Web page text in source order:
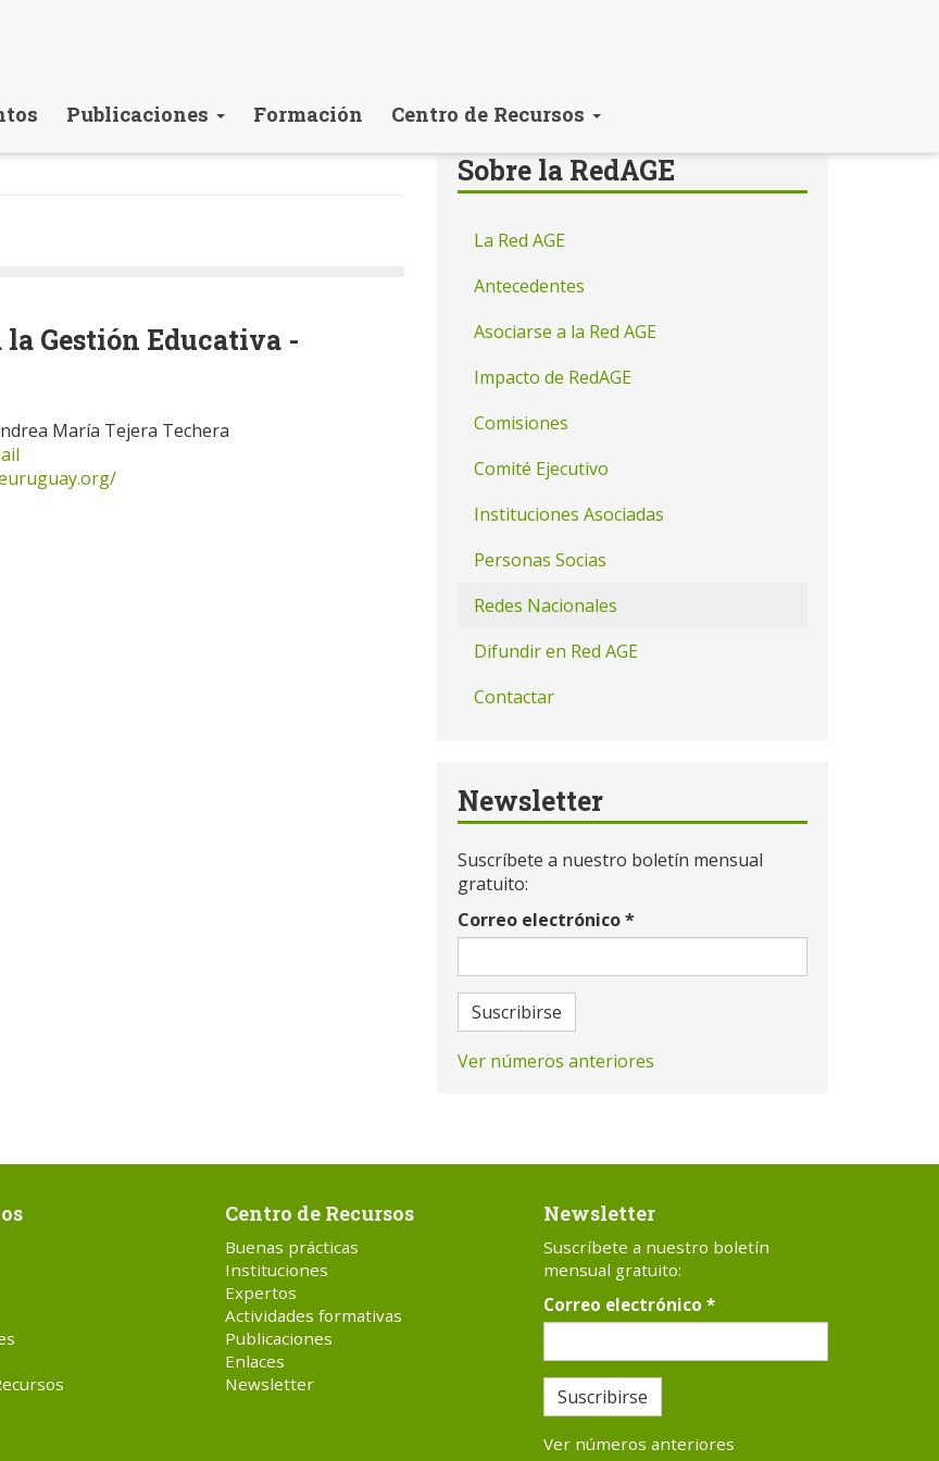
Publicaciones Formación Centro de Recursos
la Gestión Educativa -
María Tejera Techera
Sobre la RedAGE
La Red AGE
Antecedentes
Asociarse a la Red AGE
Impacto de RedAGE
Comisiones
Comité Ejecutivo
Instituciones Asociadas
Personas Socias
Redes Nacionales
Difundir en Red AGE
Contactar
Newsletter
Suscríbete a nuestro boletín mensual
gratuito:
Correo electrónico*
Suscribirse
Ver números anteriores
Centro de Recursos
Buenas prácticas
Instituciones
Expertos
Actividades formativas
Publicaciones
Enlaces
Newsletter
Newsletter
Suscríbete a nuestro boletín
mensual gratuito:
Correo electrónico *
Suscribirse
Ver números anteriores